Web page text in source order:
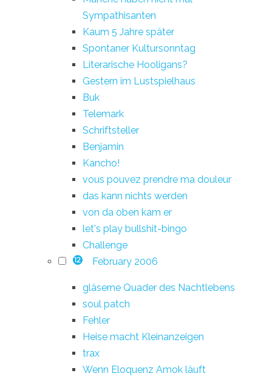
Sympathisanten
Kaum 5 Jahre später
Spontaner Kultursonntag
Literarische Hooligans?
Gestern im Lustspielhaus
Buk
Telemark
Schriftsteller
Benjamin
Kancho!
vous pouvez prendre ma douleur
das kann nichts werden
von da oben kam er
let's play bullshit-bingo
Challenge
12 February 2006
gläserne Quader des Nachtlebens
soul patch
Fehler
Heise macht Kleinanzeigen
trax
Wenn Eloquenz Amok läuft